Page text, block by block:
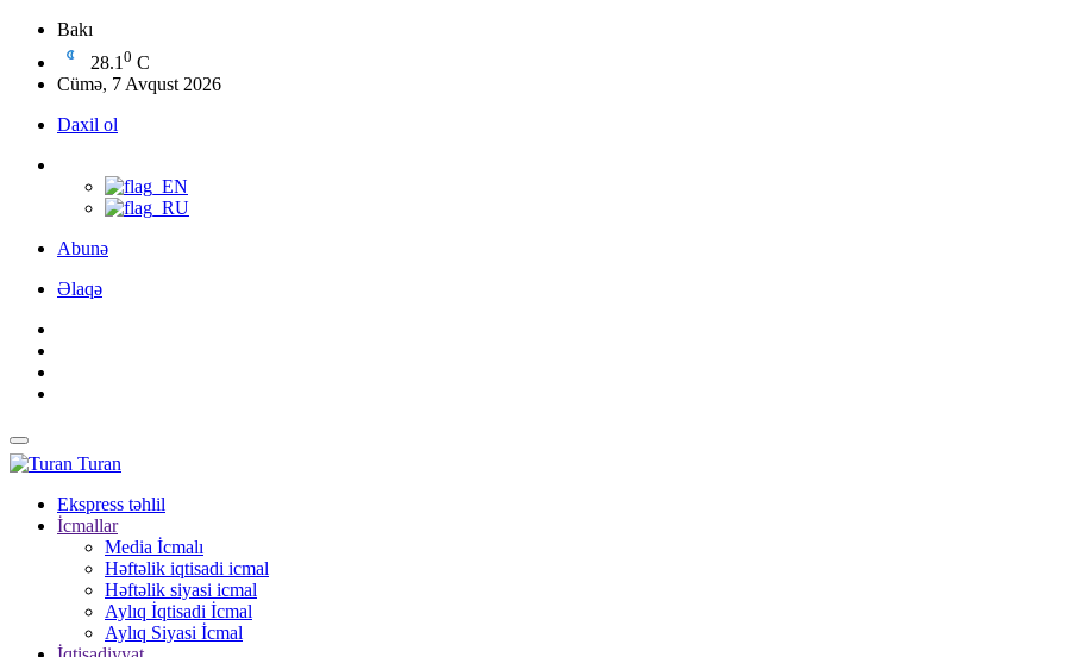
Bakı
28.1 0 C
Cümə, 7 Avqust 2026
Daxil ol
Abunə
Əlaqə
Turan
Ekspress təhlil
İcmallar
Media İcmalı
Həftəlik iqtisadi icmal
Həftəlik siyasi icmal
Aylıq İqtisadi İcmal
Aylıq Siyasi İcmal